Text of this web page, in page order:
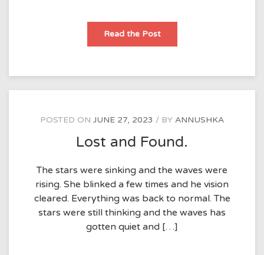
Read the Postहर
वाइफ
की
POSTED ON JUNE 27, 2023 BY ANNUSHKA
Lost and Found.
The stars were sinking and the waves were
rising. She blinked a few times and he vision
cleared. Everything was back to normal. The
stars were still thinking and the waves has
gotten quiet and […]